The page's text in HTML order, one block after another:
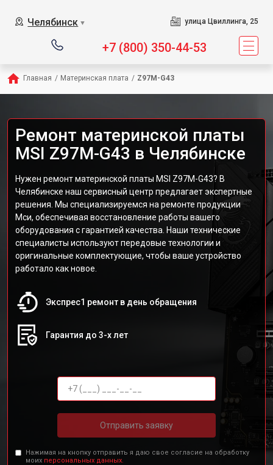
Челябинск ▼ улица Цвиллинга, 25
+7 (800) 350-44-53
Главная / Материнская плата / Z97M-G43
Ремонт материнской платы
MSI Z97M-G43 в Челябинске
Нужен ремонт материнской платы MSI Z97M-G43? В
Челябинске наш сервисный центр предлагает экспертные
решения. Мы специализируемся на ремонте продукции
Мси, обеспечивая восстановление работы вашего
оборудования с гарантией качества. Наши технические
специалисты используют передовые технологии и
оригинальные комплектующие, чтобы ваше устройство
работало как новое.
Экспрес1 ремонт в день обращения
Гарантия до 3-х лет
Отправить заявку
Нажимая на кнопку отправить я даю свое согласие на обработку
моих персональных данных.